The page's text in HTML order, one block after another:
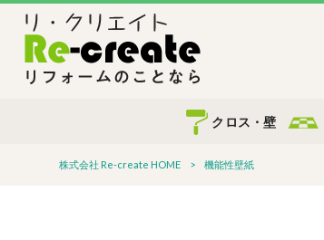
クロス・壁
株式会社 Re-create HOME > 機能性壁紙